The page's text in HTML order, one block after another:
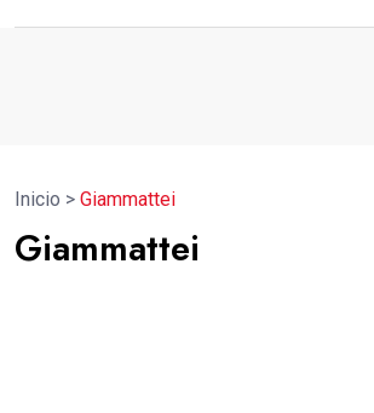
Inicio > Giammattei
Giammattei